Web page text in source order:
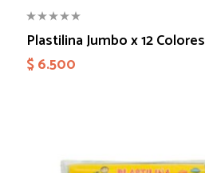
Plastilina Jumbo x 12 Colores
$6.500